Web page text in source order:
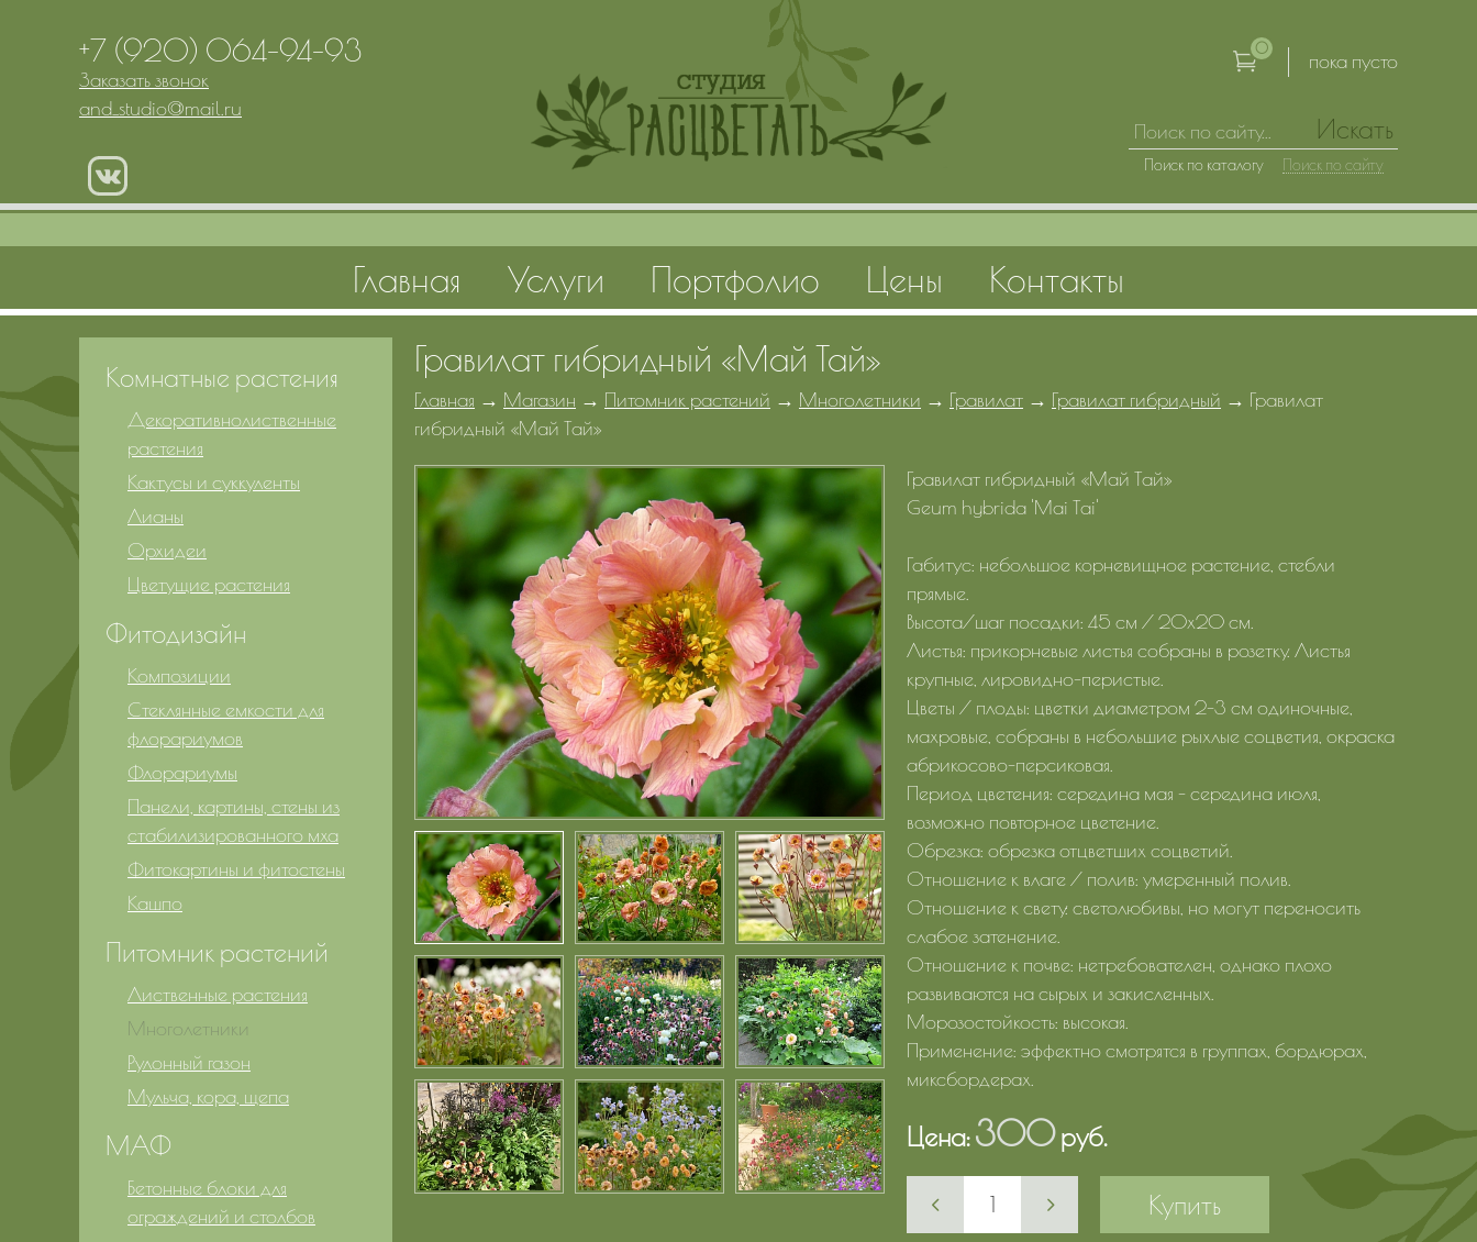
Гравилат гибридный «Май Тай»
Главная → Магазин → Питомник растений → Многолетники → Гравилат → Гравилат гибридный → Гравилат
гибридный «Май Тай»
Гравилат гибридный «Май Тай»
Geum hybrida 'Mai Tai'
Габитус: небольшое корневищное растение, стебли
прямые.
Высота/шаг посадки: 45 см / 20х20 см.
Листья: прикорневые листья собраны в розетку. Листья
крупные, лировидно-перистые.
Цветы / плоды: цветки диаметром 2-3 см одиночные,
махровые, собраны в небольшие рыхлые соцветия, окраска
абрикосово-персиковая.
Период цветения: середина мая - середина июля,
возможно повторное цветение.
Обрезка: обрезка отцветших соцветий.
Отношение к влаге / полив: умеренный полив.
Отношение к свету: светолюбивы, но могут переносить
слабое затенение.
Отношение к почве: нетребователен, однако плохо
развиваются на сырых и закисленных.
Морозостойкость: высокая.
Применение: эффектно смотрятся в группах, бордюрах,
миксбордерах.
Цена:300руб.
Купить
Комнатные растения
Декоративнолиственные
растения
Кактусы и суккуленты
Лианы
Орхидеи
Цветущие растения
Фитодизайн
Композиции
Стеклянные емкости для
флорариумов
Флорариумы
Панели, картины, стены из
стабилизированного мха
Фитокартины и фитостены
Кашпо
Питомник растений
Лиственные растения
Многолетники
Рулонный газон
Мульча, кора, щепа
МАФ
Бетонные блоки для
ограждений и столбов
+7 (920) 064-94-93
Заказать звонок
and_studio@mail.ru
0
пока пусто
Искать
Поиск по каталогу Поиск по сайту
Главная Услуги Портфолио Цены Контакты